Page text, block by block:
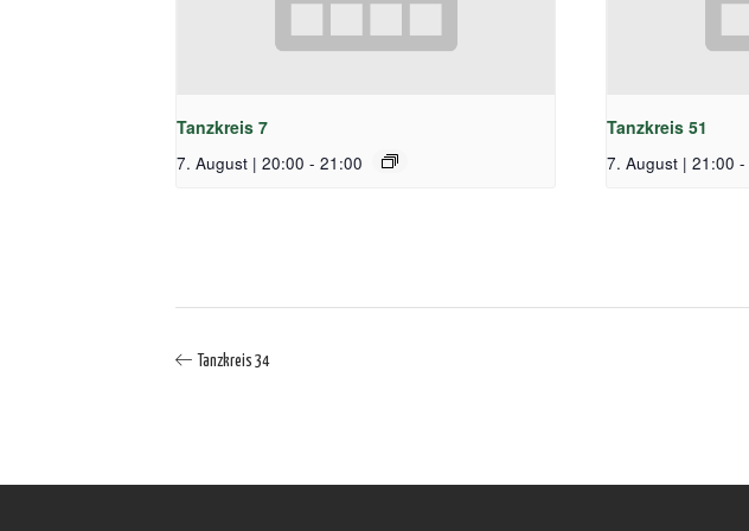
Tanzkreis 7
7. August | 20:00 - 21:00
Tanzkreis 51
7. August | 21:00 -
Tanzkreis 34